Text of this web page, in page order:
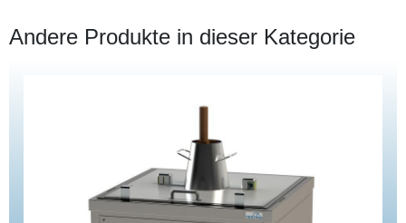
Andere Produkte in dieser Kategorie